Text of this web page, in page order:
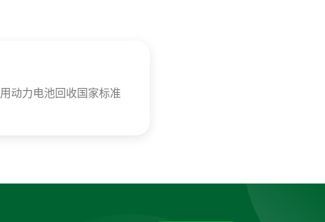
动力电池回收国家标准